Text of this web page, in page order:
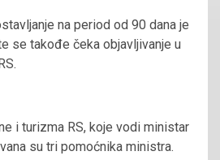
na period od 90 dana je
se takođe čeka objavljivanje u
i turizma RS, koje vodi ministar
su tri pomoćnika ministra.